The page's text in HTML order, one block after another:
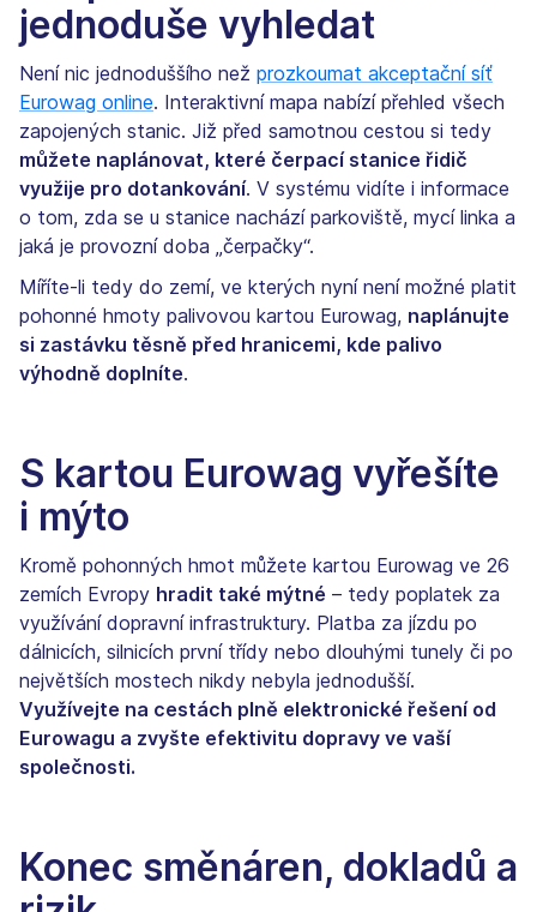
jednoduše vyhledat
Není nic jednoduššího než prozkoumat akceptační síť
Eurowag online. Interaktivní mapa nabízí přehled všech
zapojených stanic. Již před samotnou cestou si tedy
můžete naplánovat, které čerpací stanice řidič
využije pro dotankování. V systému vidíte i informace
o tom, zda se u stanice nachází parkoviště, mycí linka a
jaká je provozní doba „čerpačky“.
Míříte-li tedy do zemí, ve kterých nyní není možné platit
pohonné hmoty palivovou kartou Eurowag, naplánujte
si zastávku těsně před hranicemi, kde palivo
výhodně doplníte.
S kartou Eurowag vyřešíte
i mýto
Kromě pohonných hmot můžete kartou Eurowag ve 26
zemích Evropy hradit také mýtné – tedy poplatek za
využívání dopravní infrastruktury. Platba za jízdu po
dálnicích, silnicích první třídy nebo dlouhými tunely či po
největších mostech nikdy nebyla jednodušší.
Využívejte na cestách plně elektronické řešení od
Eurowagu a zvyšte efektivitu dopravy ve vaší
společnosti.
Konec směnáren, dokladů a